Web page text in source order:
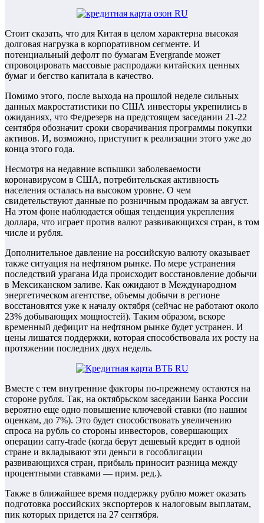
Стоит сказать, что для Китая в целом характерна высокая
долговая нагрузка в корпоративном сегменте. И
потенциальный дефолт по бумагам Evergrande может
спровоцировать массовые распродажи китайских ценных
бумаг и бегство капитала в качество.
Помимо этого, после выхода на прошлой неделе сильных
данных макростатистики по США инвесторы укрепились в
ожиданиях, что Федрезерв на предстоящем заседании 21-22
сентября обозначит сроки сворачивания программы покупки
активов. И, возможно, приступит к реализации этого уже до
конца этого года.
Несмотря на недавние вспышки заболеваемости
коронавирусом в США, потребительская активность
населения осталась на высоком уровне. О чем
свидетельствуют данные по розничным продажам за август.
На этом фоне наблюдается общая тенденция укрепления
доллара, что играет против валют развивающихся стран, в том
числе и рубля.
Дополнительное давление на российскую валюту оказывает
также ситуация на нефтяном рынке. По мере устранения
последствий урагана Ида происходит восстановление добычи
в Мексиканском заливе. Как ожидают в Международном
энергетическом агентстве, объемы добычи в регионе
восстановятся уже к началу октября (сейчас не работают около
23% добывающих мощностей). Таким образом, вскоре
временный дефицит на нефтяном рынке будет устранен. И
цены лишатся поддержки, которая способствовала их росту на
протяжении последних двух недель.
Вместе с тем внутренние факторы по-прежнему остаются на
стороне рубля. Так, на октябрьском заседании Банка России
вероятно еще одно повышение ключевой ставки (по нашим
оценкам, до 7%). Это будет способствовать увеличению
спроса на рубль со стороны инвесторов, совершающих
операции carry-trade (когда берут дешевый кредит в одной
стране и вкладывают эти деньги в гособлигации
развивающихся стран, прибыль приносит разница между
процентными ставками — прим. ред.).
Также в ближайшее время поддержку рублю может оказать
подготовка российских экспортеров к налоговым выплатам,
пик которых придется на 27 сентября.